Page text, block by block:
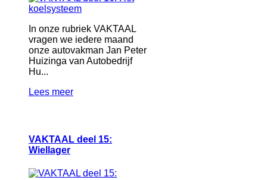
In onze rubriek VAKTAAL
vragen we iedere maand
onze autovakman Jan Peter
Huizinga van Autobedrijf
Hu...
Lees meer
VAKTAAL deel 15:
Wiellager